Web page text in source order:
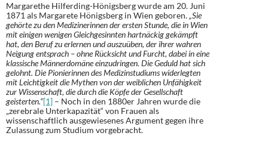
Margarethe Hilferding-Hönigsberg wurde am 20. Juni
1871 als Margarete Hönigsberg in Wien geboren.„Sie
gehörte zu den Medizinerinnen der ersten Stunde, die in Wien
mit einigen wenigen Gleichgesinnten hartnäckig gekämpft
hat, den Beruf zu erlernen und auszuüben, der ihrer wahren
Neigung entsprach – ohne Rücksicht und Furcht, dabei in eine
klassische Männerdomäne einzudringen. Die Geduld hat sich
gelohnt. Die Pionierinnen des Medizinstudiums widerlegten
mit Leichtigkeit die Mythen von der weiblichen Unfähigkeit
zur Wissenschaft, die durch die Köpfe der Gesellschaft
geisterten.“[1] – Noch in den 1880er Jahren wurde die
„zerebrale Unterkapazität“ von Frauen als
wissenschaftlich ausgewiesenes Argument gegen ihre
Zulassung zum Studium vorgebracht.